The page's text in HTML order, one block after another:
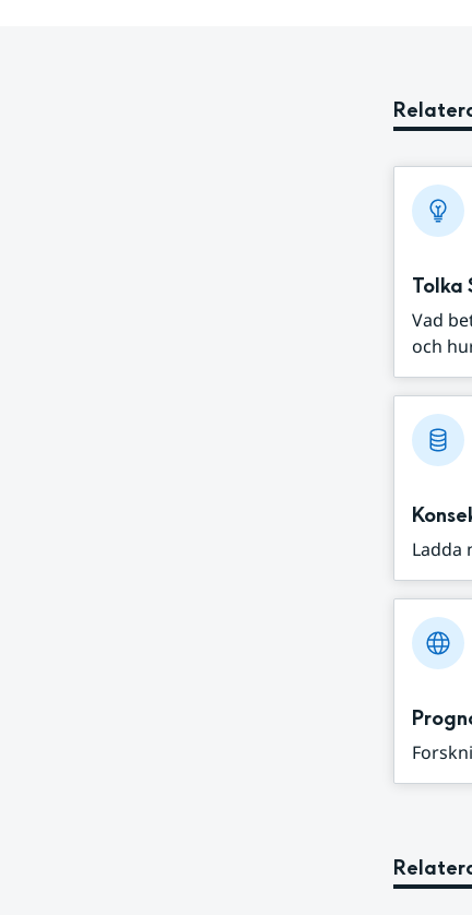
Tolka
Vad
och
Ladda